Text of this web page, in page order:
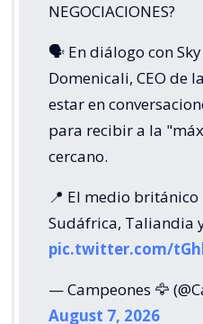
NEGOCIACIONES?
🗣️ En diálogo con
Domenicali, CEO de
estar en
para recibir a la
cercano.
📍 El medio
Sudáfrica, Taliandia
pic.twitter.com/
— Campeones 🦅
August 7, 2026